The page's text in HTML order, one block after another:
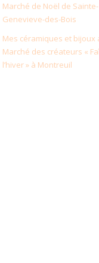
Marché de Noël de Sainte-
Genevieve-des-Bois
Mes céramiques et bijoux
Marché des créateurs «
l’hiver » à Montreuil